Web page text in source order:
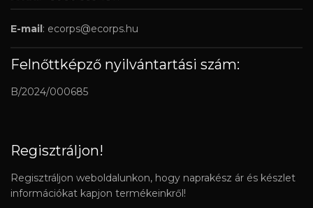
E-mail: ecorps@ecorps.hu
Felnőttképző nyilvántartási szám:
B/2024/000685
Regisztráljon!
Regisztráljon weboldalunkon, hogy naprakész ár és készlet
információkat kapjon termékeinkről!